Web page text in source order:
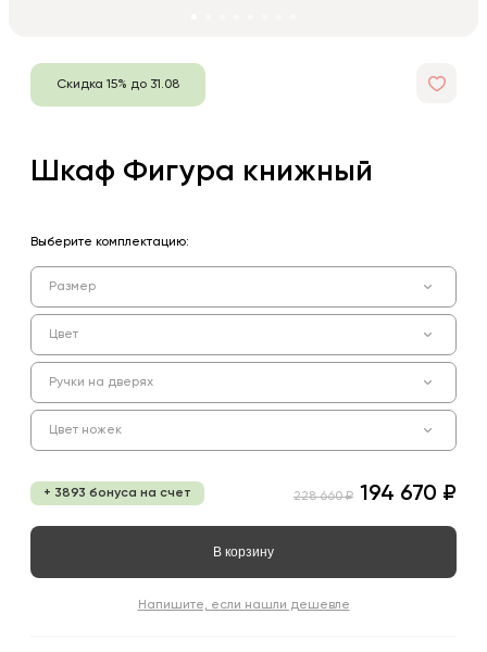
Скидка 15% до 31.08
Шкаф Фигура книжный
Выберите комплектацию:
Размер
Цвет
Ручки на дверях
Цвет ножек
+ 3893 бонуса на счет 228 660 ₽ 194 670 ₽
В корзину
Напишите, если нашли дешевле